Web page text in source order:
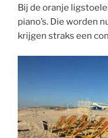
Bij de oranje
piano’s. Die worden
krijgen straks een